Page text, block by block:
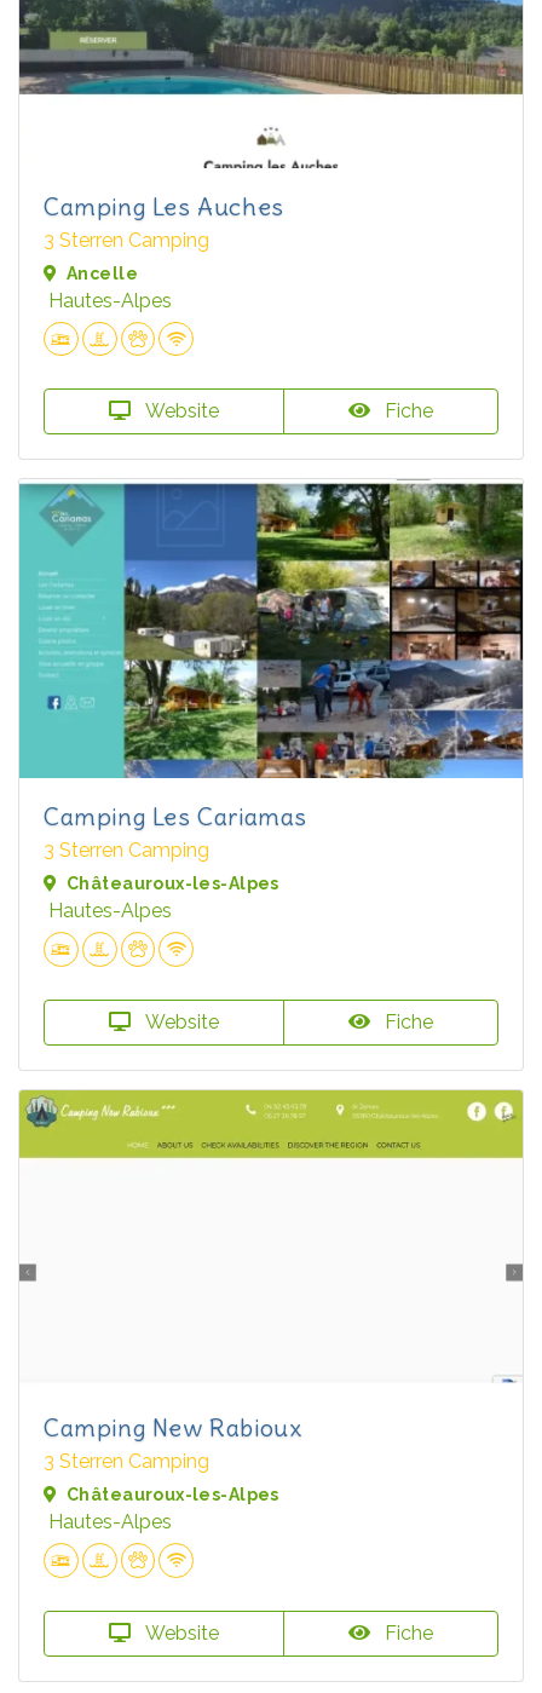
Camping Les Auches
3 Sterren Camping
Ancelle
Hautes-Alpes
Website Fiche
Camping Les Cariamas
3 Sterren Camping
Châteauroux-les-Alpes
Hautes-Alpes
Website Fiche
Camping New Rabioux
3 Sterren Camping
Châteauroux-les-Alpes
Hautes-Alpes
Website Fiche